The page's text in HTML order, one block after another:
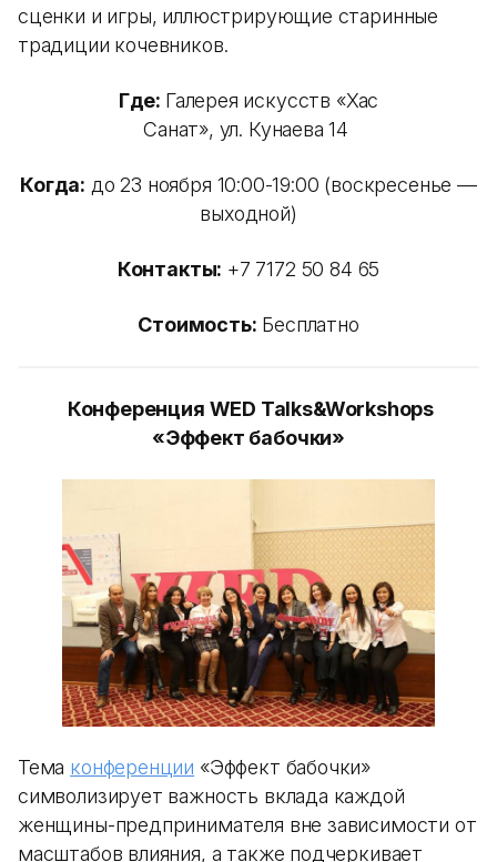
сценки и игры, иллюстрирующие старинные
традиции кочевников.
Где: Галерея искусств «Хас
Санат», ул. Кунаева 14
Когда: до 23 ноября 10:00-19:00 (воскресенье —
выходной)
Контакты: +7 7172 50 84 65
Стоимость: Бесплатно
Конференция WED Talks&Workshops
«Эффект бабочки»
Тема конференции «Эффект бабочки»
символизирует важность вклада каждой
женщины-предпринимателя вне зависимости от
масштабов влияния, а также подчеркивает